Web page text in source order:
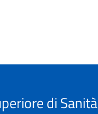
di Sanità